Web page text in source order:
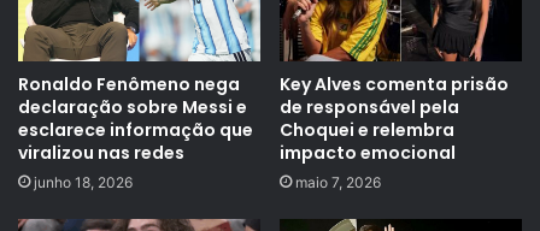
Ronaldo Fenômeno nega
declaração sobre Messi e
esclarece informação que
viralizou nas redes
junho 18, 2026
Key Alves comenta prisão
de responsável pela
Choquei e relembra
impacto emocional
maio 7, 2026